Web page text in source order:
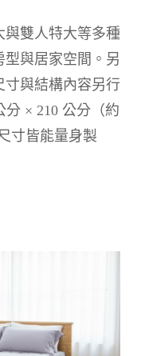
雙人特大等多種
與居家空間。另
寸與結構內容另行
× 210 公分（約
寸皆能量身製